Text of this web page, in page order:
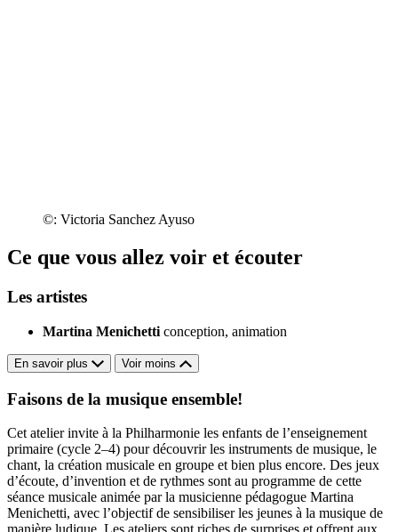
©: Victoria Sanchez Ayuso
Ce que vous allez voir et écouter
Les artistes
Martina Menichetti conception, animation
En savoir plus Voir moins
Faisons de la musique ensemble!
Cet atelier invite à la Philharmonie les enfants de l’enseignement
primaire (cycle 2–4) pour découvrir les instruments de musique, le
chant, la création musicale en groupe et bien plus encore. Des jeux
d’écoute, d’invention et de rythmes sont au programme de cette
séance musicale animée par la musicienne pédagogue Martina
Menichetti, avec l’objectif de sensibiliser les jeunes à la musique de